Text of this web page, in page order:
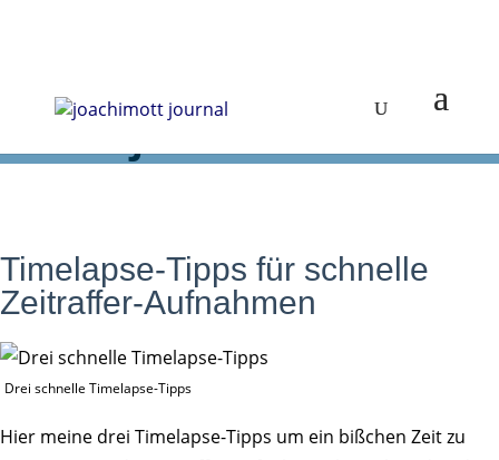
journal
Timelapse-Tipps für schnelle
Zeitraffer-Aufnahmen
Drei schnelle Timelapse-Tipps
Hier meine drei Timelapse-Tipps um ein bißchen Zeit zu